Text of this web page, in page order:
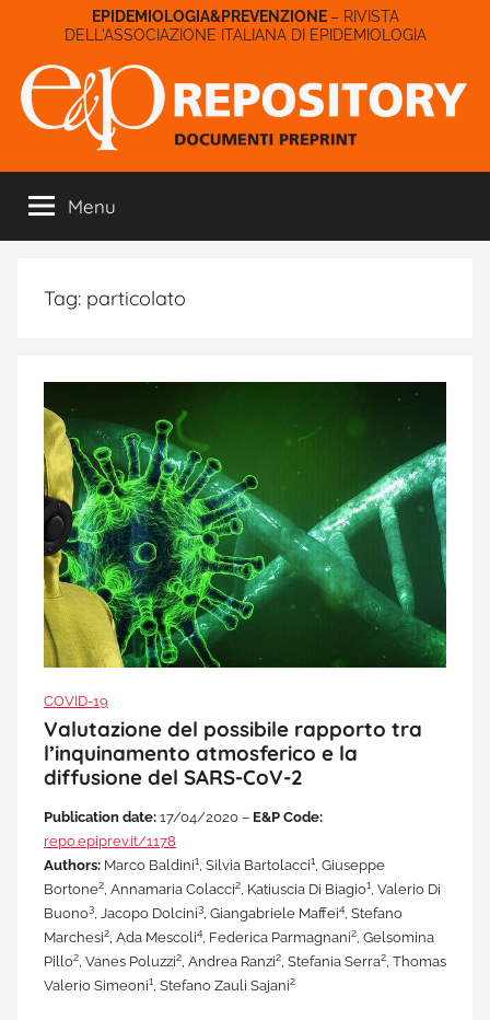
contenuto
– RIVISTA
DELL'ASSOCIAZIONE ITALIANA DI EPIDEMIOLOGIA
E&P
Repository
Menu
Tag: particolato
COVID-19
Valutazione del possibile rapporto tra
l’inquinamento atmosferico e la
diffusione del SARS-CoV-2
Publication date: 17/04/2020 – E&P Code:
repo.epiprev.it/1178
Authors: Marco Baldini1 , Silvia Bartolacci1
, Giuseppe
Bortone2 , Annamaria Colacci2 , Katiuscia Di Biagio1
, Valerio Di
Buono3 , Jacopo Dolcini3 , Giangabriele Maffei4 , Stefano
Marchesi2 , Ada Mescoli4 , Federica Parmagnani2 , Gelsomina
Pillo2 , Vanes Poluzzi2 , Andrea Ranzi2 , Stefania Serra2 , Thomas
Valerio Simeoni1 , Stefano Zauli Sajani2